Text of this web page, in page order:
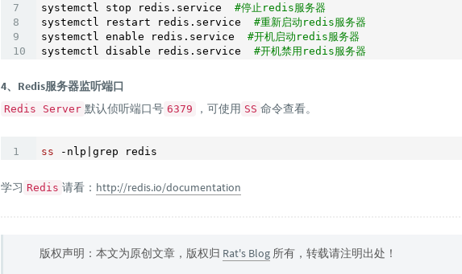
systemctl stop redis.service #停止redis服务器
systemctl restart redis.service #重新启动redis服务器
systemctl enable redis.service #开机启动redis服务器
systemctl disable redis.service #开机禁用redis服务器
4、Redis服务器监听端口
Redis Server 默认侦听端口号 6379 ，可使用 SS 命令查看。
ss
学习 Redis 请看： http://redis.io/documentation
版权声明：本文为原创文章，版权归 Rat's Blog 所有，转载请注明出处！